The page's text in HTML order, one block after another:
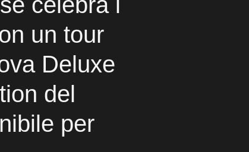
un tour
Deluxe
del
per